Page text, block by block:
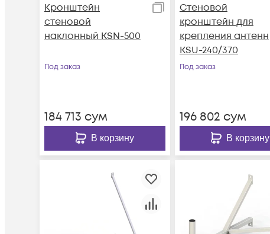
Кронштейн
стеновой
наклонный KSN-500
Под заказ
184 713 сум
В корзину
Стеновой
кронштейн для
крепления антенн
KSU-240/370
Под заказ
196 802 сум
В корзину